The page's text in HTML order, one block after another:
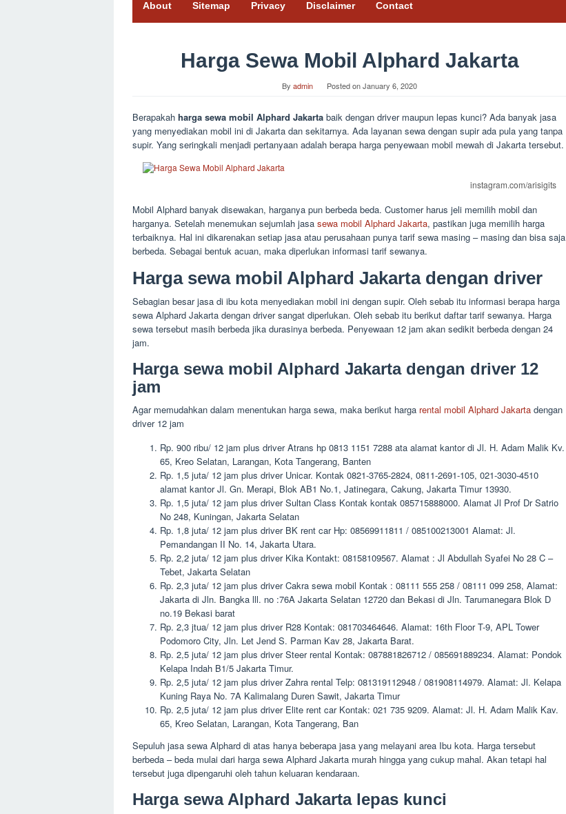
About Sitemap Privacy Disclaimer Contact
Harga Sewa Mobil Alphard Jakarta
By admin Posted onJanuary 6, 2020
Berapakah harga sewa mobil Alphard Jakarta baik dengan driver maupun lepas kunci? Ada banyak jasa
yang menyediakan mobil ini di Jakarta dan sekitarnya. Ada layanan sewa dengan supir ada pula yang tanpa
supir. Yang seringkali menjadi pertanyaan adalah berapa harga penyewaan mobil mewah di Jakarta tersebut.
instagram.com/arisigits
Mobil Alphard banyak disewakan, harganya pun berbeda beda. Customer harus jeli memilih mobil dan
harganya. Setelah menemukan sejumlah jasa sewa mobil Alphard Jakarta, pastikan juga memilih harga
terbaiknya. Hal ini dikarenakan setiap jasa atau perusahaan punya tarif sewa masing – masing dan bisa saja
berbeda. Sebagai bentuk acuan, maka diperlukan informasi tarif sewanya.
Harga sewa mobil Alphard Jakarta dengan driver
Sebagian besar jasa di ibu kota menyediakan mobil ini dengan supir. Oleh sebab itu informasi berapa harga
sewa Alphard Jakarta dengan driver sangat diperlukan. Oleh sebab itu berikut daftar tarif sewanya. Harga
sewa tersebut masih berbeda jika durasinya berbeda. Penyewaan 12 jam akan sedikit berbeda dengan 24
jam.
Harga sewa mobil Alphard Jakarta dengan driver 12
jam
Agar memudahkan dalam menentukan harga sewa, maka berikut harga rental mobil Alphard Jakarta dengan
driver 12 jam
Rp. 900 ribu/ 12 jam plus driver Atrans hp 0813 1151 7288 ata alamat kantor di Jl. H. Adam Malik Kv.
65, Kreo Selatan, Larangan, Kota Tangerang, Banten
Rp. 1,5 juta/ 12 jam plus driver Unicar. Kontak 0821-3765-2824, 0811-2691-105, 021-3030-4510
alamat kantor Jl. Gn. Merapi, Blok AB1 No.1, Jatinegara, Cakung, Jakarta Timur 13930.
Rp. 1,5 juta/ 12 jam plus driver Sultan Class Kontak kontak 085715888000. Alamat Jl Prof Dr Satrio
No 248, Kuningan, Jakarta Selatan
Rp. 1,8 juta/ 12 jam plus driver BK rent car Hp: 08569911811 / 085100213001 Alamat: Jl.
Pemandangan II No. 14, Jakarta Utara.
Rp. 2,2 juta/ 12 jam plus driver Kika Kontakt: 08158109567. Alamat : Jl Abdullah Syafei No 28 C –
Tebet, Jakarta Selatan
Rp. 2,3 juta/ 12 jam plus driver Cakra sewa mobil Kontak : 08111 555 258 / 08111 099 258, Alamat:
Jakarta di Jln. Bangka lll. no :76A Jakarta Selatan 12720 dan Bekasi di Jln. Tarumanegara Blok D
no.19 Bekasi barat
Rp. 2,3 jtua/ 12 jam plus driver R28 Kontak: 081703464646. Alamat: 16th Floor T-9, APL Tower
Podomoro City, Jln. Let Jend S. Parman Kav 28, Jakarta Barat.
Rp. 2,5 juta/ 12 jam plus driver Steer rental Kontak: 087881826712 / 085691889234. Alamat: Pondok
Kelapa Indah B1/5 Jakarta Timur.
Rp. 2,5 juta/ 12 jam plus driver Zahra rental Telp: 081319112948 / 081908114979. Alamat: Jl. Kelapa
Kuning Raya No. 7A Kalimalang Duren Sawit, Jakarta Timur
Rp. 2,5 juta/ 12 jam plus driver Elite rent car Kontak: 021 735 9209. Alamat: Jl. H. Adam Malik Kav.
65, Kreo Selatan, Larangan, Kota Tangerang, Ban
Sepuluh jasa sewa Alphard di atas hanya beberapa jasa yang melayani area Ibu kota. Harga tersebut
berbeda – beda mulai dari harga sewa Alphard Jakarta murah hingga yang cukup mahal. Akan tetapi hal
tersebut juga dipengaruhi oleh tahun keluaran kendaraan.
Harga sewa Alphard Jakarta lepas kunci